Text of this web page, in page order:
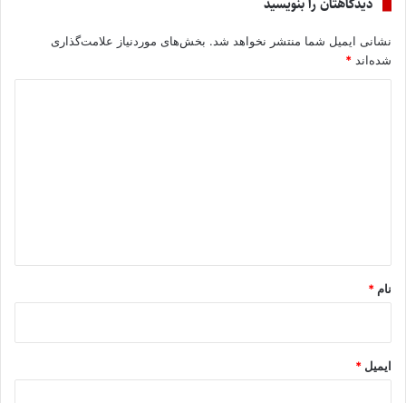
دیدگاهتان را بنویسید
نشانی ایمیل شما منتشر نخواهد شد. بخش‌های موردنیاز علامت‌گذاری
شده‌اند *
نام *
ایمیل *